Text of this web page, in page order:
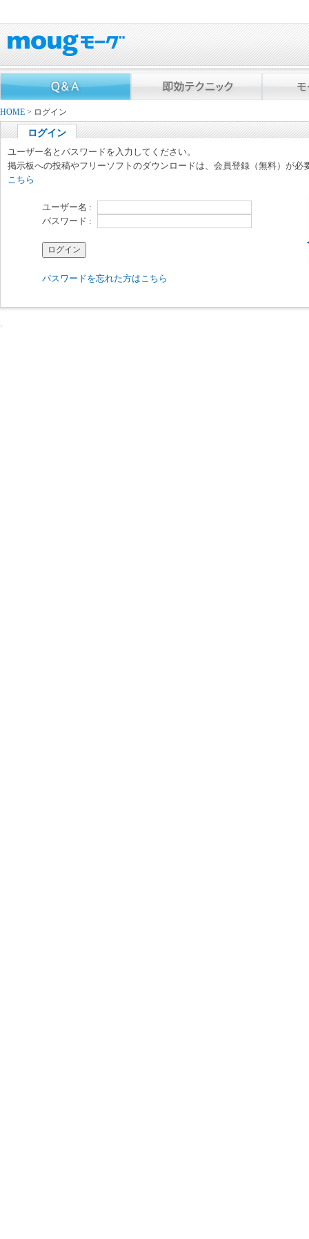
HOME > ログイン
ログイン
ユーザー名とパスワードを入力してください。
掲示板への投稿やフリーソフトのダウンロードは、会員登録（無料）が必
こちら
ユーザー名 :
パスワード :
パスワードを忘れた方はこちら